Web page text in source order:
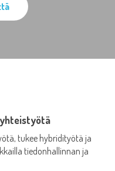
tukee hybridityötä ja
tiedonhallinnan ja